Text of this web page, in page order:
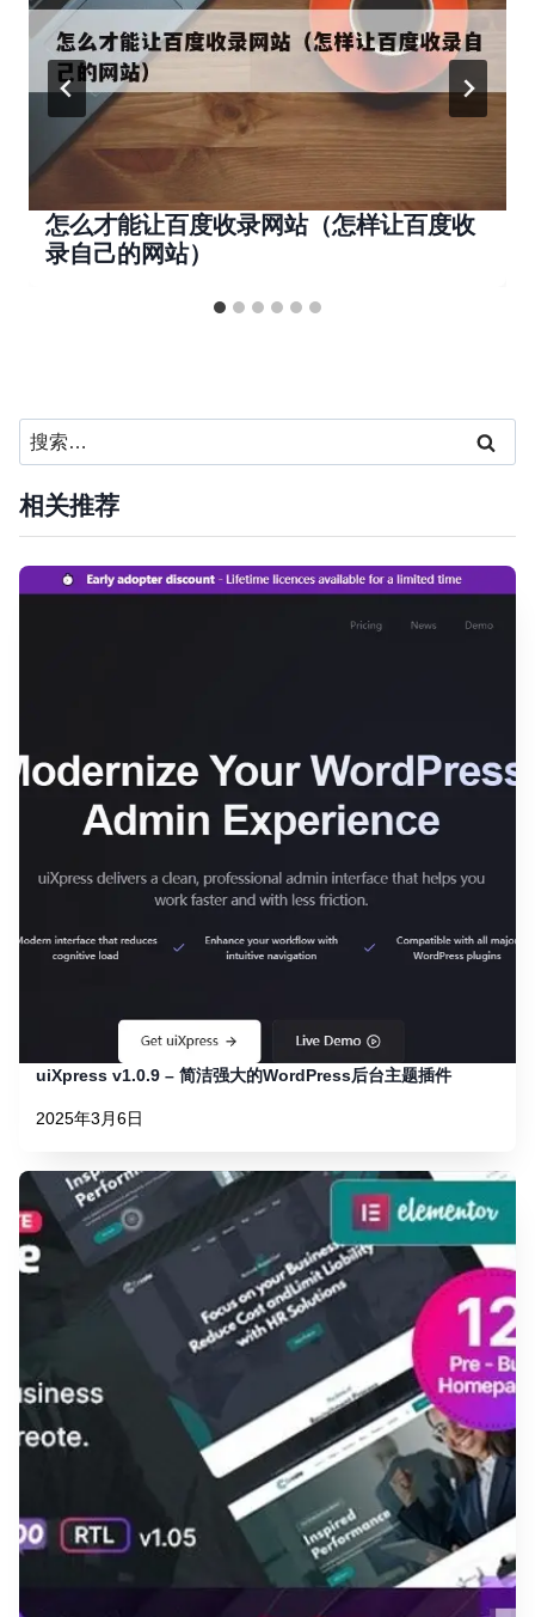
怎么才能让百度收录网站（怎样让百度收
录自己的网站）
搜
索：
相关推荐
uiXpress v1.0.9 – 简洁强大的WordPress后台主题插件
2025年3月6日